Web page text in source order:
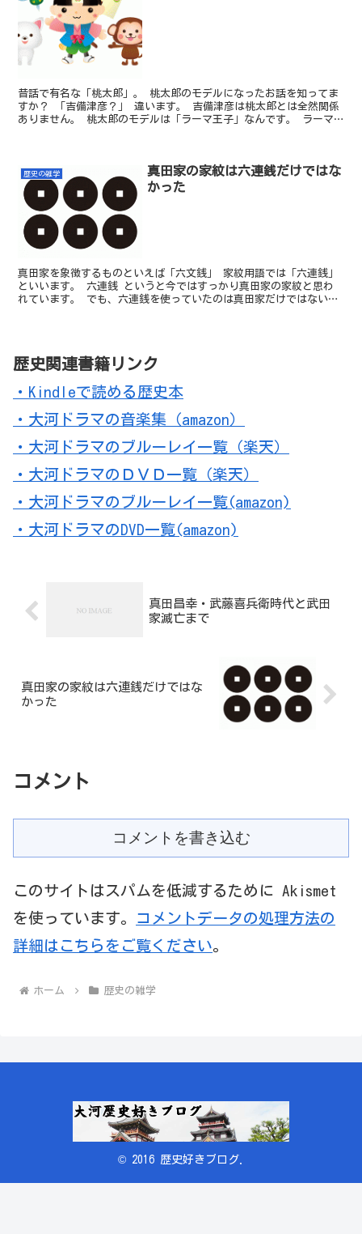
昔話で有名な「桃太郎」。 桃太郎のモデルになったお話を知ってま
すか？ 「吉備津彦？」 違います。 吉備津彦は桃太郎とは全然関係
ありません。 桃太郎のモデルは「ラーマ王子」なんです。 ラーマ
歴史の雑学
真田家の家紋は六連銭だけではな
かった
真田家を象徴するものといえば「六文銭」 家紋用語では「六連銭」
といいます。 六連銭 というと今ではすっかり真田家の家紋と思わ
れています。 でも、六連銭を使っていたのは真田家だけではないん
歴史関連書籍リンク
・Kindleで読める歴史本
・大河ドラマの音楽集（amazon）
・大河ドラマのブルーレイ一覧（楽天）
・大河ドラマのＤＶＤ一覧（楽天）
・大河ドラマのブルーレイ一覧(amazon)
・大河ドラマのDVD一覧(amazon)
真田昌幸・武藤喜兵衛時代と武田
家滅亡まで
真田家の家紋は六連銭だけではな
かった
コメント
コメントを書き込む
このサイトはスパムを低減するために Akismet
を使っています。
コメントデータの処理方法の
詳細はこちらをご覧ください。
ホーム 歴史の雑学
© 2016 歴史好きブログ.